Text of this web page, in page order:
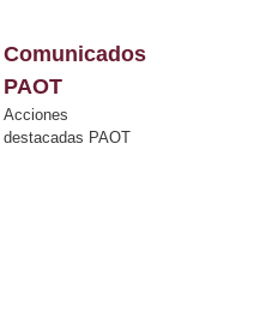
Comunicados
PAOT
Acciones
destacadas PAOT